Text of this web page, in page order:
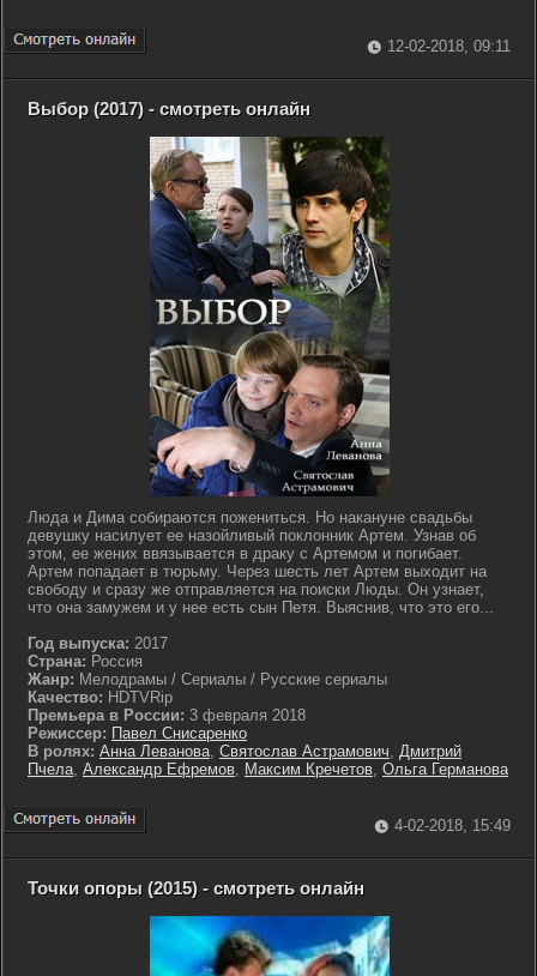
12-02-2018, 09:11
Выбор (2017) - смотреть онлайн
Люда и Дима собираются пожениться. Но накануне свадьбы
девушку насилует ее назойливый поклонник Артем. Узнав об
этом, ее жених ввязывается в драку с Артемом и погибает.
Артем попадает в тюрьму. Через шесть лет Артем выходит на
свободу и сразу же отправляется на поиски Люды. Он узнает,
что она замужем и у нее есть сын Петя. Выяснив, что это его...
Год выпуска: 2017
Страна: Россия
Жанр: Мелодрамы / Сериалы / Русские сериалы
Качество: HDTVRip
Премьера в России: 3 февраля 2018
Режиссер: Павел Снисаренко
В ролях: Анна Леванова, Святослав Астрамович, Дмитрий
Пчела, Александр Ефремов, Максим Кречетов, Ольга Германова
4-02-2018, 15:49
Точки опоры (2015) - смотреть онлайн